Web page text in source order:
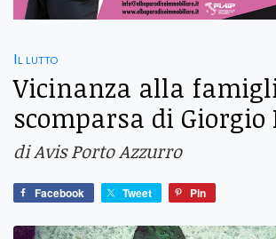
Il lutto
Vicinanza alla
scomparsa di
di Avis Porto Azzurro
Facebook Tweet Pin